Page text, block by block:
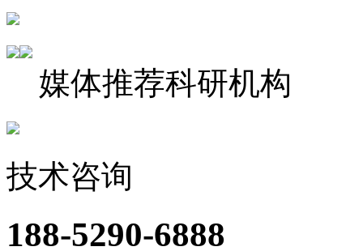
媒体推荐科研机构
技术咨询
188-5290-6888